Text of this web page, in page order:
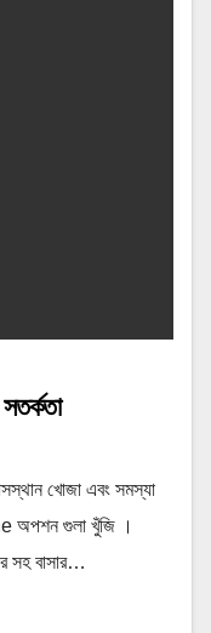
খোজা এবং সমস্যা
অপশন গুলা খুঁজি ।
সহ বাসার…